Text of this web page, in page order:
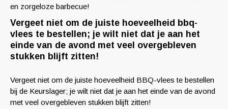
en zorgeloze barbecue!
Vergeet niet om de juiste hoeveelheid bbq-
vlees te bestellen; je wilt niet dat je aan het
einde van de avond met veel overgebleven
stukken blijft zitten!
Vergeet niet om de juiste hoeveelheid BBQ-vlees te bestellen
bij de Keurslager; je wilt niet dat je aan het einde van de avond
met veel overgebleven stukken blijft zitten!